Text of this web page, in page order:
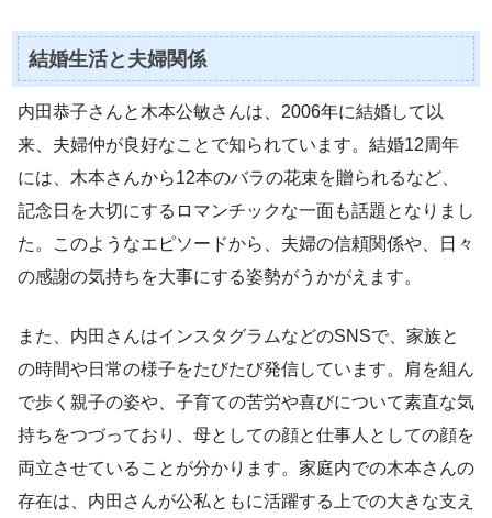
結婚生活と夫婦関係
内田恭子さんと木本公敏さんは、2006年に結婚して以
来、夫婦仲が良好なことで知られています。結婚12周年
には、木本さんから12本のバラの花束を贈られるなど、
記念日を大切にするロマンチックな一面も話題となりまし
た。このようなエピソードから、夫婦の信頼関係や、日々
の感謝の気持ちを大事にする姿勢がうかがえます。
また、内田さんはインスタグラムなどのSNSで、家族と
の時間や日常の様子をたびたび発信しています。肩を組ん
で歩く親子の姿や、子育ての苦労や喜びについて素直な気
持ちをつづっており、母としての顔と仕事人としての顔を
両立させていることが分かります。家庭内での木本さんの
存在は、内田さんが公私ともに活躍する上での大きな支え